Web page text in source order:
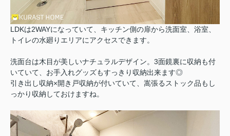
LDKは2WAYになっていて、キッチン側の扉から洗面室、浴室、
トイレの水廻りエリアにアクセスできます。
洗面台は木目が美しいナチュラルデザイン。3面鏡裏に収納も付
いていて、お手入れグッズもすっきり収納出来ます◎
引き出し収納×開き戸収納が付いていて、嵩張るストック品もし
っかり収納しておけますね。